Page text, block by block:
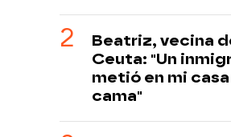
Beatriz, vecina
Ceuta: "Un
metió en mi casa
cama"